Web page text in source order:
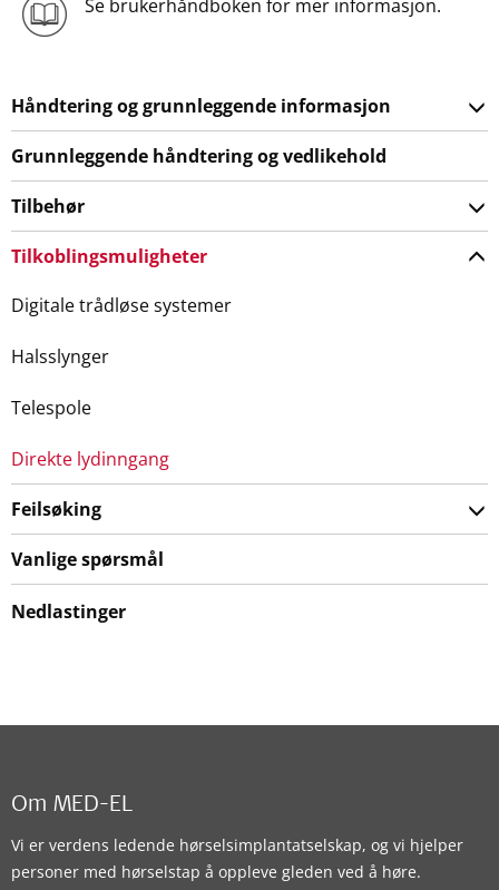
Se brukerhåndboken for mer informasjon.
Håndtering og grunnleggende informasjon
Grunnleggende håndtering og vedlikehold
Tilbehør
Tilkoblingsmuligheter
Digitale trådløse systemer
Halsslynger
Telespole
Direkte lydinngang
Feilsøking
Vanlige spørsmål
Nedlastinger
Om MED-EL
Vi er verdens ledende hørselsimplantatselskap, og vi hjelper
personer med hørselstap å oppleve gleden ved å høre.